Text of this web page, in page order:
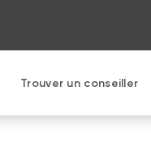
Trouver un conseiller